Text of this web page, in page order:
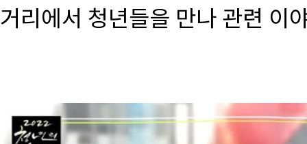
거리에서 청년들을 만나 관련 이